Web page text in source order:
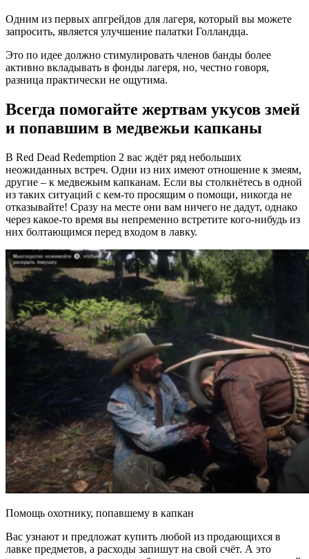
Одним из первых апгрейдов для лагеря, который вы можете
запросить, является улучшение палатки Голландца.
Это по идее должно стимулировать членов банды более
активно вкладывать в фонды лагеря, но, честно говоря,
разница практически не ощутима.
Всегда помогайте жертвам укусов змей
и попавшим в медвежьи капканы
В Red Dead Redemption 2 вас ждёт ряд небольших
неожиданных встреч. Одни из них имеют отношение к змеям,
другие – к медвежьим капканам. Если вы столкнётесь в одной
из таких ситуаций с кем-то просящим о помощи, никогда не
отказывайте! Сразу на месте они вам ничего не дадут, однако
через какое-то время вы непременно встретите кого-нибудь из
них болтающимся перед входом в лавку.
Помощь охотнику, попавшему в капкан
Вас узнают и предложат купить любой из продающихся в
лавке предметов, а расходы запишут на свой счёт. А это